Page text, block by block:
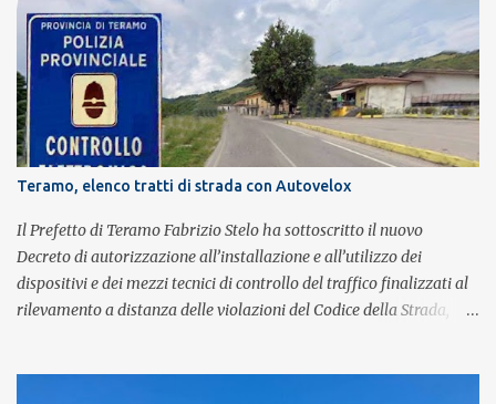
con grande successo la passione e l'energia del celebre gruppo. Lo
spettacolo si inserisce nell'ambito dei festeggiamenti in onore di
Sant'Alfonso, il santo patrono della città. La formazione sul palco è
composta da Simone Fortuna alla batteria e voce, Fabrizio
Palermo al basso e voce, Tiziano Giampieri alla chitarra e voce, e
Salvo Vinci alla voce. Salvo Vinci è la voce scelta direttamente da
Brian May e Roger Taylor per il musical We Will Rock You.
Teramo, elenco tratti di strada con Autovelox
Il Prefetto di Teramo Fabrizio Stelo ha sottoscritto il nuovo
Decreto di autorizzazione all’installazione e all’utilizzo dei
dispositivi e dei mezzi tecnici di controllo del traffico finalizzati al
rilevamento a distanza delle violazioni del Codice della Strada,